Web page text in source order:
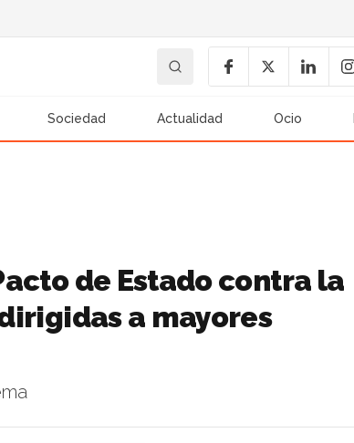
Sociedad Actualidad Ocio
de Estado contra la
a mayores